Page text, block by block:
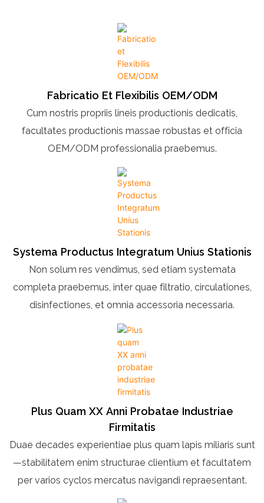
Fabricatio Et Flexibilis OEM/ODM
Cum nostris propriis lineis productionis dedicatis,
facultates productionis massae robustas et officia
OEM/ODM professionalia praebemus.
Systema Productus Integratum Unius Stationis
Non solum res vendimus, sed etiam systemata
completa praebemus, inter quae filtratio, circulationes,
disinfectiones, et omnia accessoria necessaria.
Plus Quam XX Anni Probatae Industriae
Firmitatis
Duae decades experientiae plus quam lapis miliaris sunt
—stabilitatem enim structurae clientium et facultatem
per varios cyclos mercatus navigandi repraesentant.